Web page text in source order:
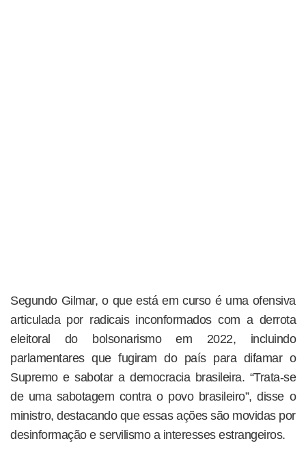
Segundo Gilmar, o que está em curso é uma ofensiva
articulada por radicais inconformados com a derrota
eleitoral do bolsonarismo em 2022, incluindo
parlamentares que fugiram do país para difamar o
Supremo e sabotar a democracia brasileira. “Trata-se
de uma sabotagem contra o povo brasileiro”, disse o
ministro, destacando que essas ações são movidas por
desinformação e servilismo a interesses estrangeiros.